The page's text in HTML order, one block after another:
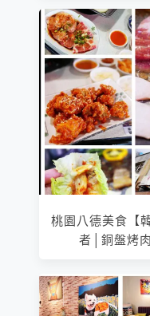
桃園八德美食【
者│銅盤烤